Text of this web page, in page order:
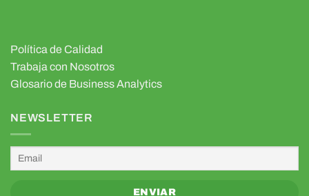
Política de Calidad
Trabaja con Nosotros
Glosario de Business Analytics
NEWSLETTER